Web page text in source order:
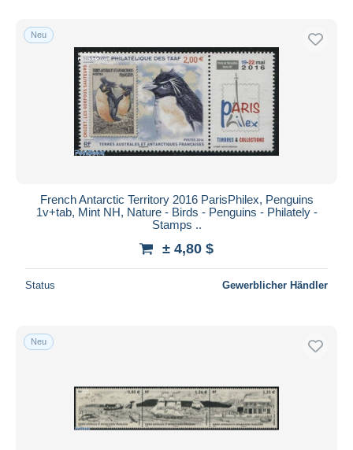
Neu
French Antarctic Territory 2016 ParisPhilex, Penguins
1v+tab, Mint NH, Nature - Birds - Penguins - Philately -
Stamps ..
± 4,80 $
Status Gewerblicher Händler
Neu